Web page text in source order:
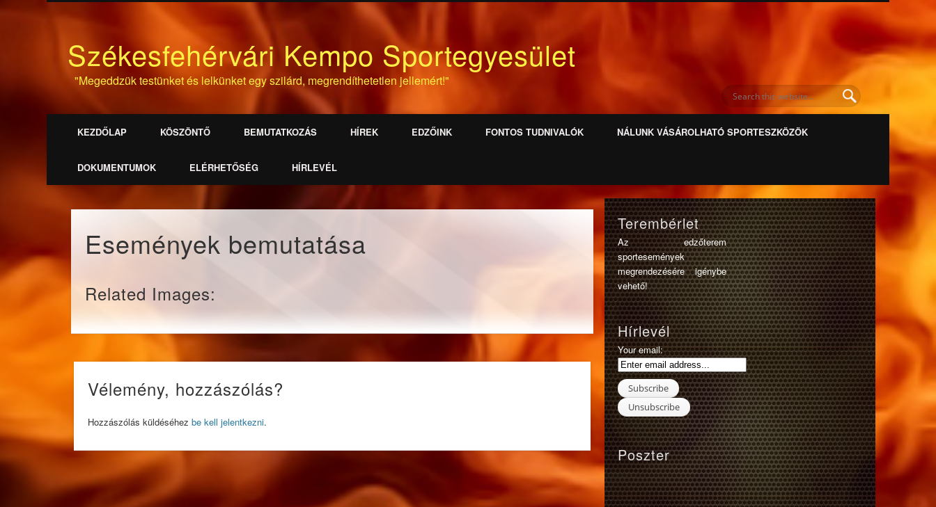
Székesfehérvári Kempo Sportegyesület
"Megeddzük testünket és lelkünket egy szilárd, megrendíthetetlen jellemért!"
KEZDŐLAP KÖSZÖNTŐ BEMUTATKOZÁS HÍREK EDZŐINK FONTOS TUDNIVALÓK NÁLUNK VÁSÁROLHATÓ SPORTESZKÖZÖK
DOKUMENTUMOK ELÉRHETŐSÉG HÍRLEVÉL
Események bemutatása
Related Images:
Vélemény, hozzászólás?
Hozzászólás küldéséhez be kell jelentkezni.
Terembérlet
Az edzőterem
sportesemények
megrendezésére igénybe
vehető!
Hírlevél
Your email:
Poszter